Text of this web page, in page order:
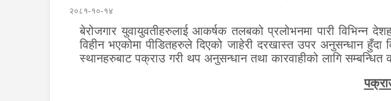
२०८१-१०-१४
बेरोजगार युवायुवतीहरुलाई आकर्षक तलबको प्रलोभनमा पारी विभिन्न
विहीन भएकोमा पीडितहरुले दिएको जाहेरी दरखास्त उपर अनुसन्धान हुँदा
स्थानहरुबाट पक्राउ गरी थप अनुसन्धान तथा कारवाहीको लागि सम्बन्धित